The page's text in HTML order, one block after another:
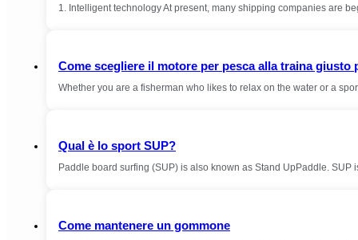
1. Intelligent technology At present, many shipping companies are
Come scegliere il motore per pesca alla traina giusto
Whether you are a fisherman who likes to relax on the water or a
Qual è lo sport SUP?
Paddle board surfing (SUP) is also known as Stand UpPaddle.
Come mantenere un gommone